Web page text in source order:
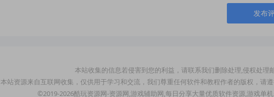
发布
本站收集的信息若侵害到您的利益，请联系我们删除处理,侵权处理
本站资源来自互联网收集，仅供用于学习和交流，我们尊重任何软件和教程作者的版权，请
©2019-2026酷玩资源网-资源网,游戏辅助网,每日分享大量优质软件资源,游戏单